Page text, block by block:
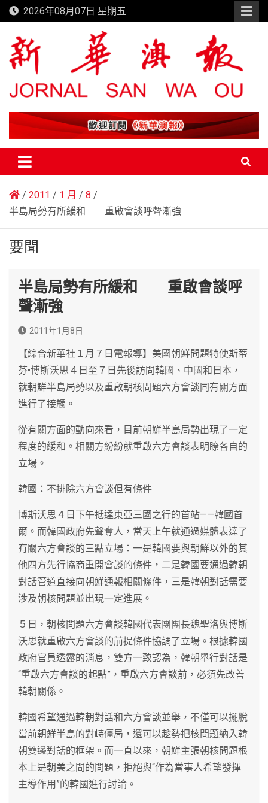
Skip
to
content
2026年08月07日 星期五
新華澳報
2011 1 月
8
半島局勢有所緩和 重啟會談呼聲漸強
要聞
半島局勢有所緩和 重啟會談呼
聲漸強
2011年1月8日
【綜合新華社１月７日電報導】美國朝鮮問題特使斯蒂
芬•博斯沃思４日至７日先後訪問韓國、中國和日本，
就朝鮮半島局勢以及重啟朝核問題六方會談同有關方面
進行了接觸。
從有關方面的動向來看，目前朝鮮半島局勢出現了一定
程度的緩和。相關方紛紛就重啟六方會談表明瞭各自的
立場。
韓國：不排除六方會談但有條件
博斯沃思４日下午抵達東亞三國之行的首站——韓國首
爾。而韓國政府先聲奪人，當天上午就通過媒體表達了
有關六方會談的三點立場：一是韓國要與朝鮮以外的其
他四方先行協商重開會談的條件，二是韓國要通過韓朝
對話管道直接向朝鮮通報相關條件，三是韓朝對話需要
涉及朝核問題並出現一定進展。
５日，朝核問題六方會談韓國代表團團長魏聖洛與博斯
沃思就重啟六方會談的前提條件協調了立場。根據韓國
政府官員透露的消息，雙方一致認為，韓朝舉行對話是
“重啟六方會談的起點”，重啟六方會談前，必須先改善
韓朝關係。
韓國希望通過韓朝對話和六方會談並舉，不僅可以擺脫
當前朝鮮半島的對峙僵局，還可以趁勢把核問題納入韓
朝雙邊對話的框架。而一直以來，朝鮮主張朝核問題根
本上是朝美之間的問題，拒絕與“作為當事人希望發揮
主導作用”的韓國進行討論。